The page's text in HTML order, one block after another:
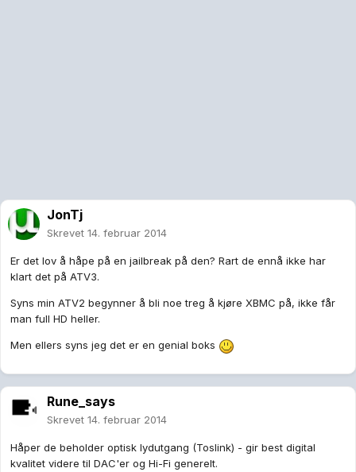
JonTj
Skrevet 14. februar 2014
Er det lov å håpe på en jailbreak på den? Rart de ennå ikke har
klart det på ATV3.
Syns min ATV2 begynner å bli noe treg å kjøre XBMC på, ikke får
man full HD heller.
Men ellers syns jeg det er en genial boks
Rune_says
Skrevet 14. februar 2014
Håper de beholder optisk lydutgang (Toslink) - gir best digital
kvalitet videre til DAC'er og Hi-Fi generelt.